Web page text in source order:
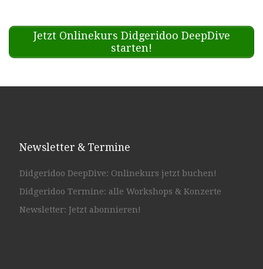
Jetzt Onlinekurs Didgeridoo DeepDive
starten!
Newsletter & Termine
Didgeridoo DeepDive: Onlinekurs jetzt buchen!
Didgeridoo Termine: alle Workshops & Konzerte
Newsletter: Jetzt abonnieren!